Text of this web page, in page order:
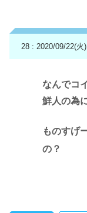
28 : 2020/09/22(火
なんでコ
鮮人の為
ものすげ
の？